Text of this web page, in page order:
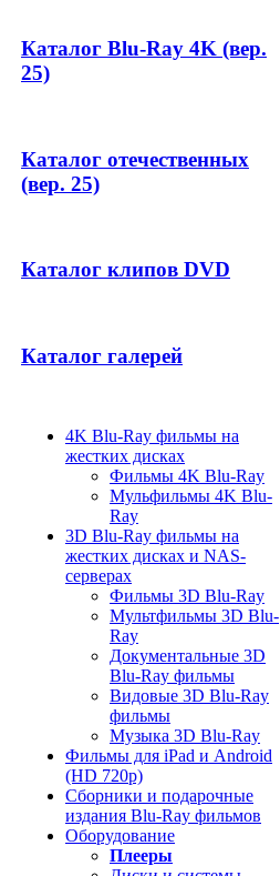
Каталог Blu-Ray 4K (вер.
25)
Каталог отечественных
(вер. 25)
Каталог клипов DVD
Каталог галерей
4K Blu-Ray фильмы на
жестких дисках
Фильмы 4K Blu-Ray
Мульфильмы 4K Blu-
Ray
3D Blu-Ray фильмы на
жестких дисках и NAS-
серверах
Фильмы 3D Blu-Ray
Мультфильмы 3D Blu-
Ray
Документальные 3D
Blu-Ray фильмы
Видовые 3D Blu-Ray
фильмы
Музыка 3D Blu-Ray
Фильмы для iPad и Android
(HD 720p)
Сборники и подарочные
издания Blu-Ray фильмов
Оборудование
Плееры